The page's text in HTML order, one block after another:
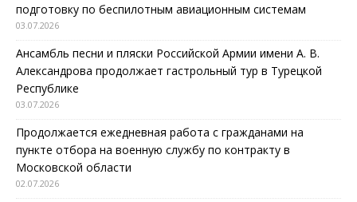
подготовку по беспилотным авиационным системам
03.07.2026
Ансамбль песни и пляски Российской Армии имени А. В.
Александрова продолжает гастрольный тур в Турецкой
Республике
03.07.2026
Продолжается ежедневная работа с гражданами на
пункте отбора на военную службу по контракту в
Московской области
02.07.2026